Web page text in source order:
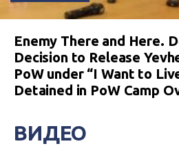
Enemy There and Here.
Decision to Release
PoW under “I Want to
Detained in PoW Camp
ВИДЕО